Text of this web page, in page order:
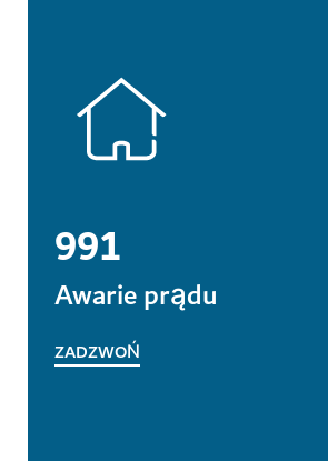
991
Awarie prądu
ZADZWOŃ